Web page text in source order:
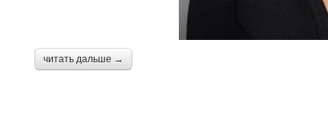
читать дальше →